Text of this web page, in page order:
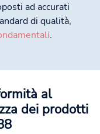
ad accurati
di qualità,
.
al
dei prodotti